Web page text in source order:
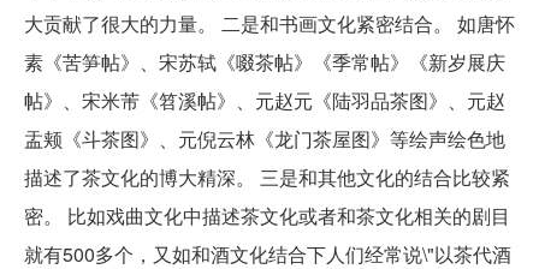
大贡献了很大的力量。 二是和书画文化紧密结合。 如唐怀
素《苦笋帖》、宋苏轼《啜茶帖》《季常帖》《新岁展庆
帖》、宋米芾《笤溪帖》、元赵元《陆羽品茶图》、元赵
盂颊《斗茶图》、元倪云林《龙门茶屋图》等绘声绘色地
描述了茶文化的博大精深。 三是和其他文化的结合比较紧
密。 比如戏曲文化中描述茶文化或者和茶文化相关的剧目
就有500多个，又如和酒文化结合下人们经常说\"以茶代酒